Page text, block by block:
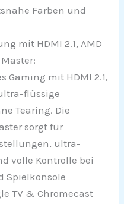
Farben und
mit HDMI 2.1, AMD
Gaming mit HDMI 2.1,
flüssige
Tearing. Die
sorgt für
ultra-
volle Kontrolle bei
Spielkonsole
TV & Chromecast